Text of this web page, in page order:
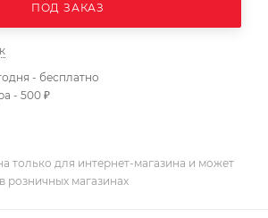
ПОД ЗАКАЗ
- бесплатно
- 500 ₽
только для интернет-магазина и может
розничных магазинах